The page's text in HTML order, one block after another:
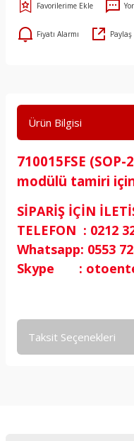
Fiyatı Alarmı Paylaş
Ürün Bilgisi
710015FSE
modülü tamiri
SİPARİŞ İÇİN
TELEFON : 0212
Whatsapp: 0553
Skype :
Taksit Seçenekleri